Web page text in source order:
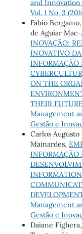
and Innovation
Vol. 1 No. 3
Fabio
de Aguiar
INOVAÇÃO:
INOVATIVO
INFORMAÇÃO
ON THE
THEIR
Management
Gestão e
Carlos
Mainardes,
INFORMAÇÃO
Management
Gestão e
Daiane